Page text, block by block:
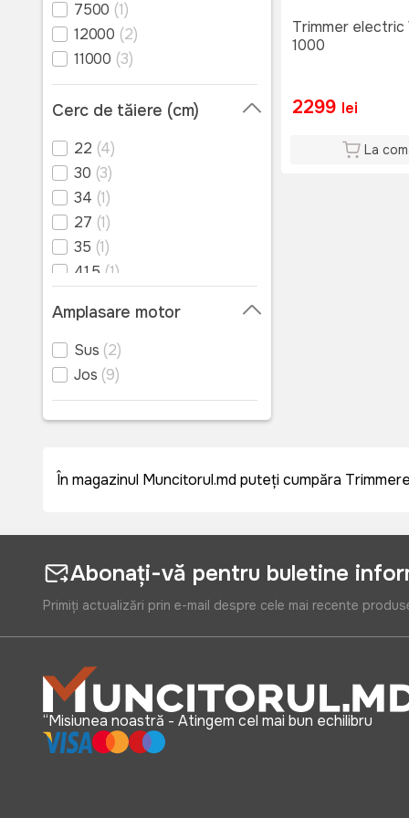
7500 (1)
12000 (2)
11000 (3)
Cerc de tăiere (cm)
22 (4)
30 (3)
34 (1)
27 (1)
35 (1)
41.5 (1)
Amplasare motor
Sus (2)
Jos (9)
Trimmer electric
1000
2299 lei
La
În magazinul Muncitorul.md puteți cumpăra
Abonați-vă pentru buletine
Primiți actualizări prin e-mail despre cele mai recente
“Misiunea noastră - Atingem cel mai bun echilibru